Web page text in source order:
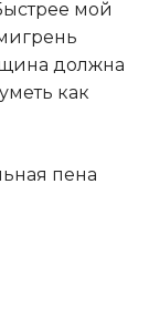
мой
должна
как
пена